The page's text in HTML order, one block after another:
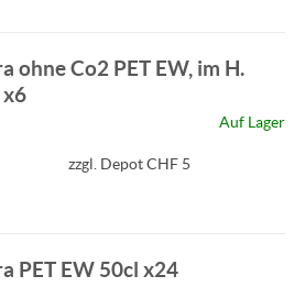
ohne Co2 PET EW, im H.
Auf Lager
zzgl. Depot CHF 5
PET EW 50cl x24